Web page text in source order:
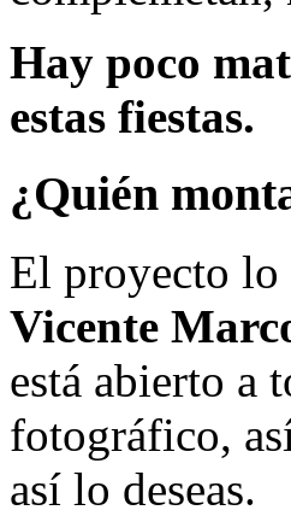
Hay poco
estas fiestas.
¿Quién
El proyecto lo
Vicente
está abierto a
fotográfico,
así lo deseas.